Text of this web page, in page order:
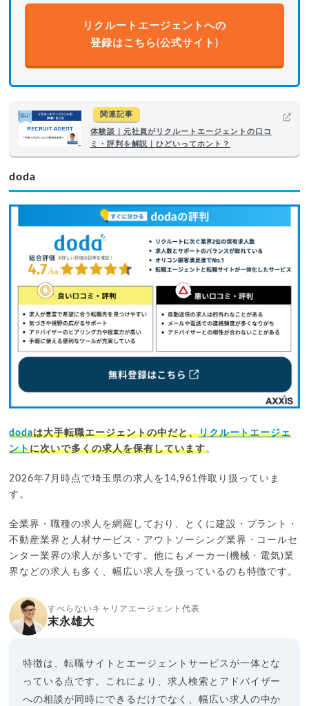
リクルートエージェントへの
登録はこちら(公式サイト)
関連記事
体験談｜元社員がリクルートエージェントの口コ
ミ・評判を解説｜ひどいってホント？
doda
dodaは大手転職エージェントの中だと、リクルートエージェ
ントに次いで多くの求人を保有しています。
2026年7月時点で埼玉県の求人を14,961件取り扱っていま
す。
全業界・職種の求人を網羅しており、とくに建設・プラント・
不動産業界と人材サービス・アウトソーシング業界・コールセ
ンター業界の求人が多いです。他にもメーカー(機械・電気)業
界などの求人も多く、幅広い求人を扱っているのも特徴です。
すべらないキャリアエージェント代表
末永雄大
特徴は、転職サイトとエージェントサービスが一体とな
っている点です。これにより、求人検索とアドバイザー
への相談が同時にできるだけでなく、幅広い求人の中か